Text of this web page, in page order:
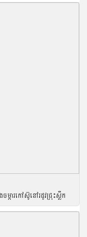
ម្ការកៅស៊ូនៅរដូវជ្រុះស្លឹក